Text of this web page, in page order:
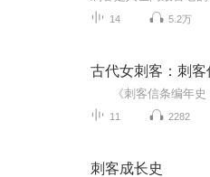
14 5.2万
古代女刺客：刺
11 2282
刺客成长史